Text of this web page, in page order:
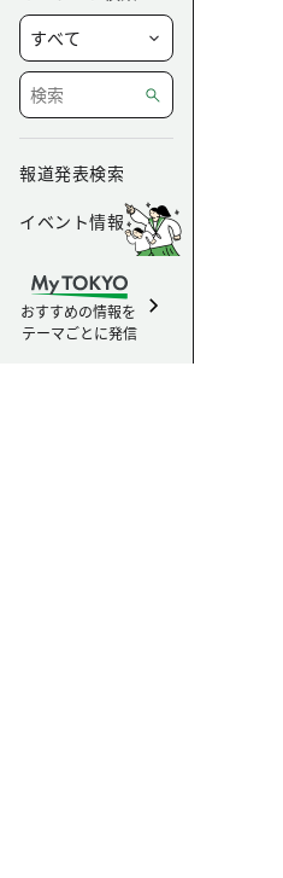
報道発表検索
イベント情報
おすすめの情報を
テーマごとに発信